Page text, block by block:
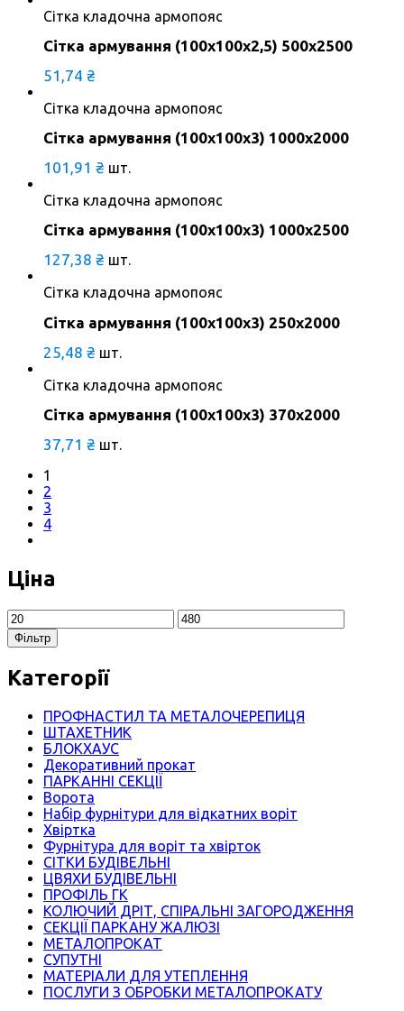
Сітка кладочна армопояс
Сітка армування (100х100х2,5) 500х2500
51,74 ₴
Сітка кладочна армопояс
Сітка армування (100х100х3) 1000х2000
101,91 ₴ шт.
Сітка кладочна армопояс
Сітка армування (100х100х3) 1000х2500
127,38 ₴ шт.
Сітка кладочна армопояс
Сітка армування (100х100х3) 250х2000
25,48 ₴ шт.
Сітка кладочна армопояс
Сітка армування (100х100х3) 370х2000
37,71 ₴ шт.
1
2
3
4
Ціна
Мінімальна
ціна
Найбільша
ціна
Фільтр
Категорії
ПРОФНАСТИЛ ТА МЕТАЛОЧЕРЕПИЦЯ
ШТАХЕТНИК
БЛОКХАУС
Декоративний прокат
ПАРКАННІ СЕКЦІЇ
Ворота
Набір фурнітури для відкатних воріт
Хвіртка
Фурнітура для воріт та хвірток
СІТКИ БУДІВЕЛЬНІ
ЦВЯХИ БУДІВЕЛЬНІ
ПРОФІЛЬ ГК
КОЛЮЧИЙ ДРІТ, СПІРАЛЬНІ ЗАГОРОДЖЕННЯ
СЕКЦІЇ ПАРКАНУ ЖАЛЮЗІ
МЕТАЛОПРОКАТ
СУПУТНІ
МАТЕРІАЛИ ДЛЯ УТЕПЛЕННЯ
ПОСЛУГИ З ОБРОБКИ МЕТАЛОПРОКАТУ